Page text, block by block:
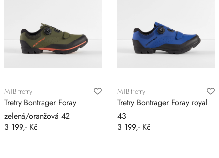
MTB tretry
Tretry Bontrager Foray
zelená/oranžová 42
3 199,- Kč
MTB tretry
Tretry Bontrager Foray royal
43
3 199,- Kč